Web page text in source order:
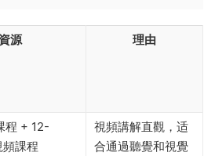
源 理由
程 + 12-
頻課程
視頻講解直觀，适
合通過聽覺和視覺